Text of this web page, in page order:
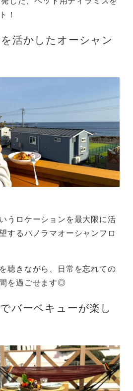
！
活かしたオーシャン
うロケーションを最大限に活
するパノラマオーシャンフロ
聴きながら、日常を忘れての
を過ごせます◎
バーベキューが楽し